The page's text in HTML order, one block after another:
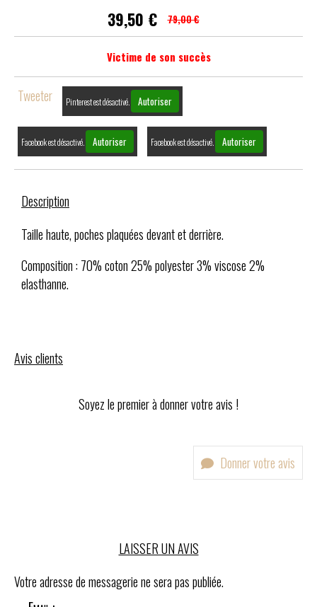
39,50 € 79,00 €
Victime de son succès
Tweeter Pinterest est désactivé. Autoriser
Facebook est désactivé. Autoriser Facebook est désactivé. Autoriser
Description
Taille haute, poches plaquées devant et derrière.
Composition : 70% coton 25% polyester 3% viscose 2%
elasthanne.
Avis clients
Soyez le premier à donner votre avis !
Donner votre avis
LAISSER UN AVIS
Votre adresse de messagerie ne sera pas publiée.